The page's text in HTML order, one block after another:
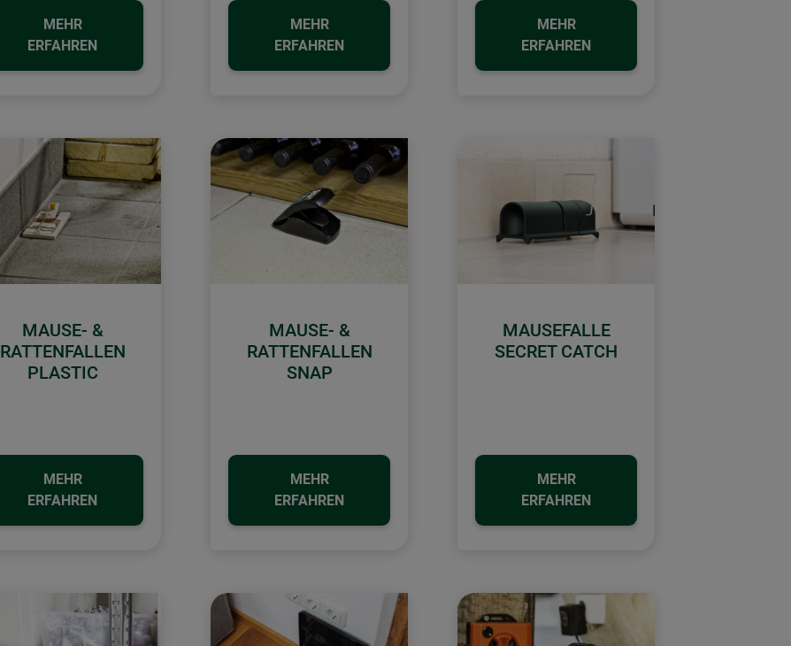
MEHR
ERFAHREN
MEHR
ERFAHREN
MEHR
ERFAHREN
MAUSE- &
RATTENFALLEN
PLASTIC
MEHR
ERFAHREN
MAUSE- &
RATTENFALLEN
SNAP
MEHR
ERFAHREN
MAUSEFALLE
SECRET CATCH
MEHR
ERFAHREN